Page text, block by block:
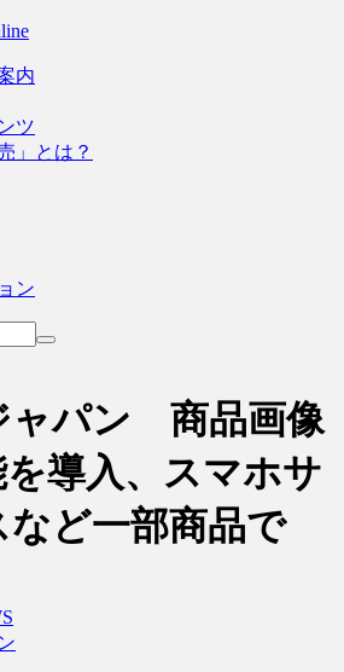
内
ツ
」とは？
ン
ャパン 商品画像
導入、スマホサ
ど一部商品で